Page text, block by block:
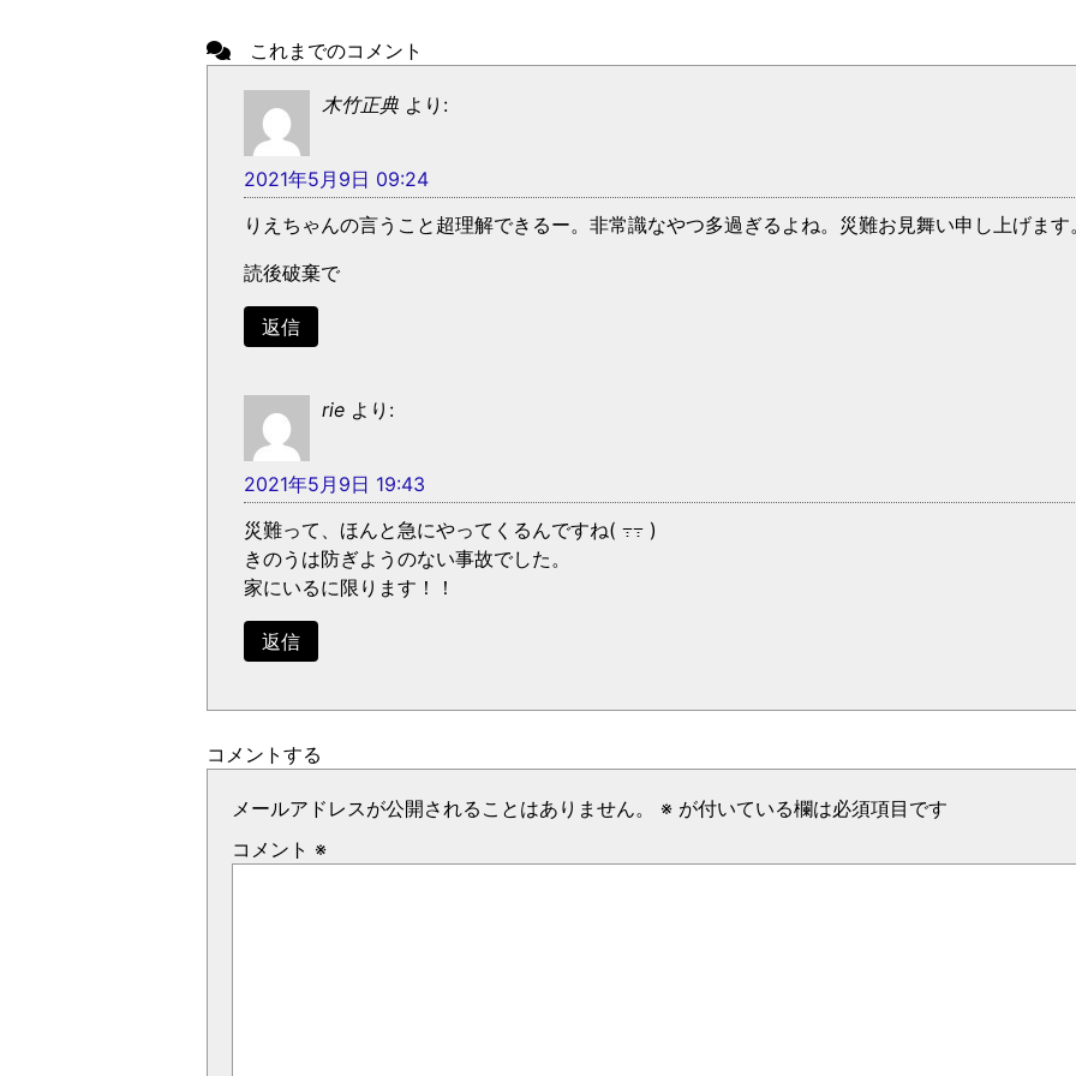
これまでのコメント
木竹正典 より:
2021年5月9日 09:24
りえちゃんの言うこと超理解できるー。非常識なやつ多過ぎるよね。災難お見舞い申し上げます
読後破棄で
返信
rie より:
2021年5月9日 19:43
災難って、ほんと急にやってくるんですね( ߹߹ )
きのうは防ぎようのない事故でした。
家にいるに限ります！！
返信
コメントする
メールアドレスが公開されることはありません。 ※ が付いている欄は必須項目です
コメント ※